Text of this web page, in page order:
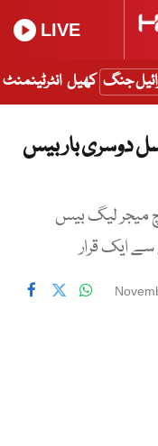
LIVE
جنگ کھیل انٹرٹینمنٹ
دوسری بار بیس
میجر لیگ بیس
سے ایک قرار